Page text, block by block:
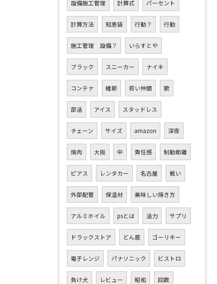
設備施工管理 計算式 パーセント
計算方法 知恵袋 行動？ 行動
施工管理 設備？ いらすとや
ブラック スニーカー ナイキ
コンテナ 維新 若い仲間 歌
部活 アイス スタッドレス
チェーン サイズ amazon 深夜
焼肉 大阪 中 責任感 制動距離
ピアス レンタカー 名古屋 戦い
外部配管 保温材 美味しい焼き方
アルミホイル psとは 活力 サプリ
ドラックストア どん底 ゴーリキー
電子レンジ パナソニック ビストロ
負け犬 レビュー 昭和 回数